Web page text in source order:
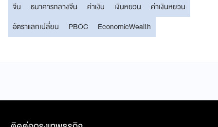
จีน ธนาคารกลางจีน ค่าเงิน เงินหยวน
ค่าเงินหยวน
อัตราแลกเปลี่ยน
PBOC EconomicWealth